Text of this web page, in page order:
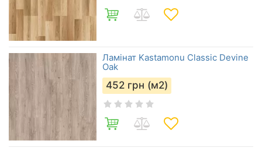
Ламінат Kastamonu Classic Devine
Oak
452 грн (м2)